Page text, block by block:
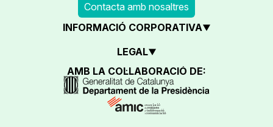
Contacta amb nosaltres
INFORMACIÓ CORPORATIVA
LEGAL
AMB LA COL·LABORACIÓ DE: